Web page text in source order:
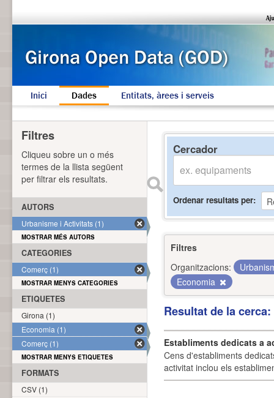
Inici Dades Entitats, àrees i serveis
Cercador
Ordenar resultats per
Filtres
Organitzacions:
Economia
Resultat de la
Establiments dedicats a
Cens d'establiments
activitat inclou els
Filtres
Cliqueu sobre un o més
termes de la llista següent
per filtrar els resultats.
AUTORS
Urbanisme i Activitats (1)
MOSTRAR MÉS AUTORS
CATEGORIES
Comerç (1)
MOSTRAR MENYS CATEGORIES
ETIQUETES
Girona (1)
Economia (1)
Comerç (1)
MOSTRAR MENYS ETIQUETES
FORMATS
CSV (1)